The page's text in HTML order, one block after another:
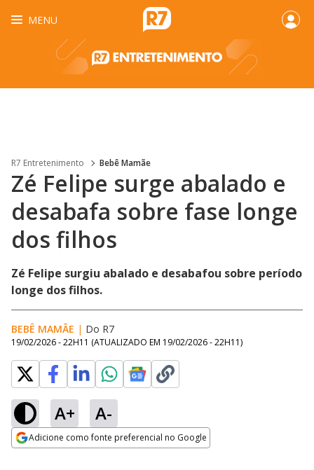
MENU
R7 Entretenimento Bebê Mamãe
Zé Felipe surge abalado e
desabafa sobre fase longe
dos filhos
Zé Felipe surgiu abalado e desabafou sobre período
longe dos filhos.
BEBÊ MAMÃE | Do R7
19/02/2026 - 22H11 (ATUALIZADO EM 19/02/2026 - 22H11)
A+ A-
Adicione como fonte preferencial no Google